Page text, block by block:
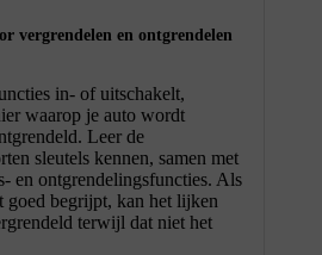
vergrendelen en ontgrendelen
in- of uitschakelt,
waarop je auto wordt
Leer de
sleutels kennen, samen met
en ontgrendelingsfuncties. Als
goed begrijpt, kan het lijken
terwijl dat niet het